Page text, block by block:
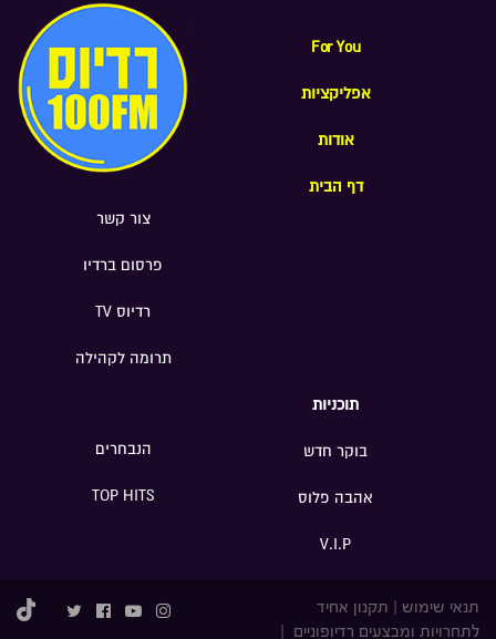
For You
אפליקציות
אודות
דף הבית
צור קשר
פרסום ברדיו
רדיוס TV
תרומה לקהילה
תוכניות
בוקר חדש
אהבה פלוס
V.I.P
הנבחרים
TOP HITS
תנאי שימוש
תקנון אחיד
לתחרויות ומבצעים רדיופוניים